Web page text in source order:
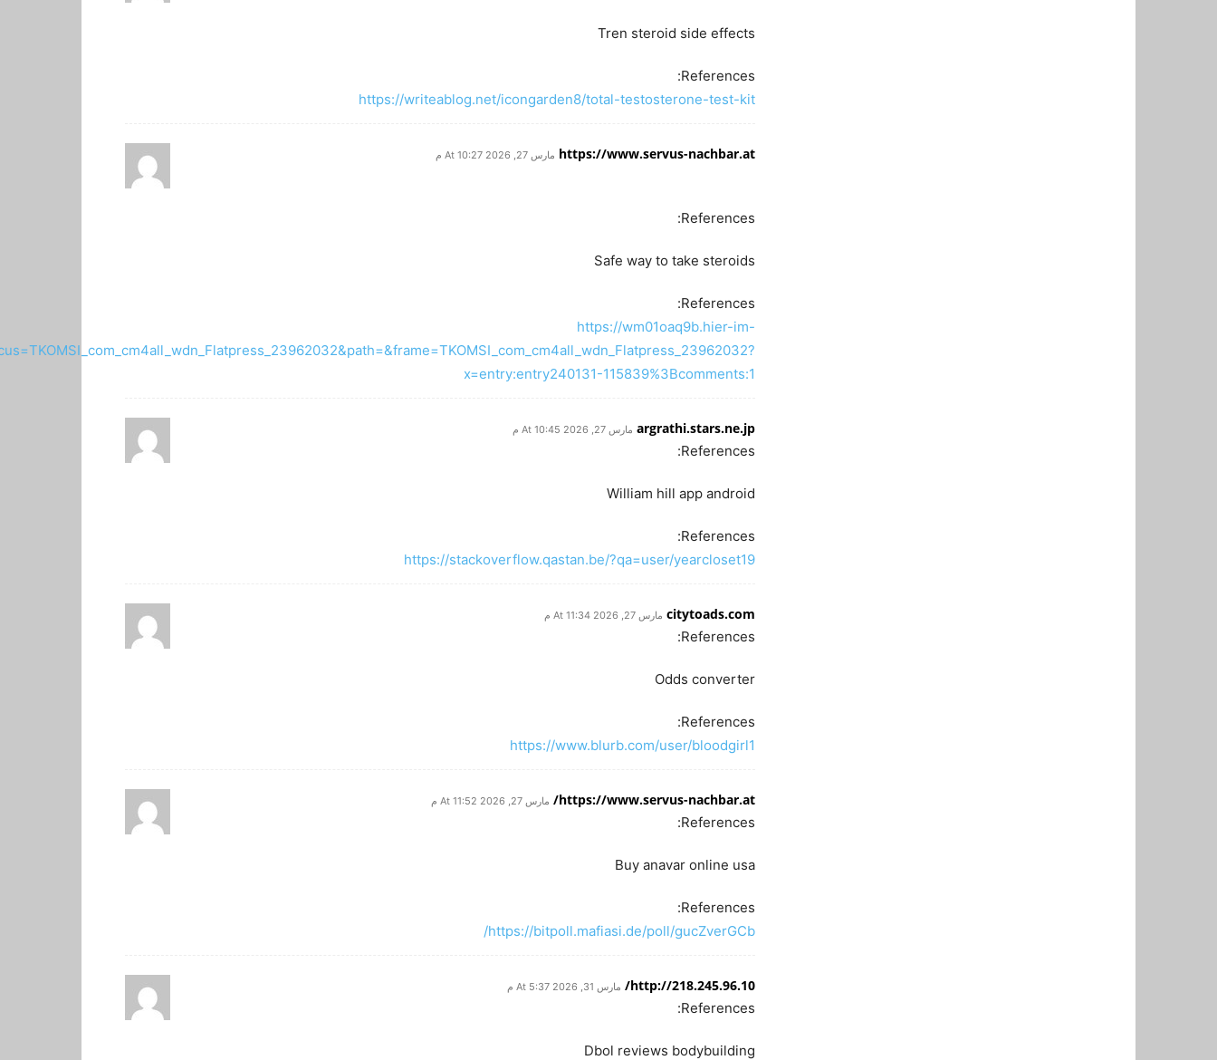
Tren steroid side effects
References:
https://writeablog.net/icongarden8/total-testosterone-test-kit
https://www.servus-nachbar.at مارس 27, 2026 At 10:27 م
References:
Safe way to take steroids
References:
https://wm01oaq9b.hier-im-
x=entry:entry240131-115839%3Bcomments:1
argrathi.stars.ne.jp مارس 27, 2026 At 10:45 م
References:
William hill app android
References:
https://stackoverflow.qastan.be/?qa=user/yearcloset19
citytoads.com مارس 27, 2026 At 11:34 م
References:
Odds converter
References:
https://www.blurb.com/user/bloodgirl1
https://www.servus-nachbar.at/ مارس 27, 2026 At 11:52 م
References:
Buy anavar online usa
References:
https://bitpoll.mafiasi.de/poll/gucZverGCb/
http://218.245.96.10/ مارس 31, 2026 At 5:37 م
References:
Dbol reviews bodybuilding